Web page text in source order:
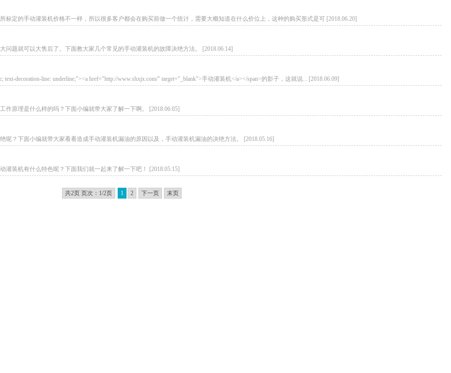
定的手动灌装机价格不一样，所以很多客户都会在购买前做一个统计，需要大概知道在什么价位上，这种的购买形式是可 [2018.06.20]
题就可以大售后了。下面教大家几个常见的手动灌装机的故障决绝方法。 [2018.06.14]
decoration-line: underline;"><a href="http://www.shxjx.com/" target="_blank">手动灌装机</a></span>的影子，这就说... [2018.06.09]
原理是什么样的吗？下面小编就带大家了解一下啊。 [2018.06.05]
？下面小编就带大家看看造成手动灌装机漏油的原因以及，手动灌装机漏油的决绝方法。 [2018.05.16]
装机有什么特色呢？下面我们就一起来了解一下吧！ [2018.05.15]
共2页 页次：1/2页 1 2 下一页
末页